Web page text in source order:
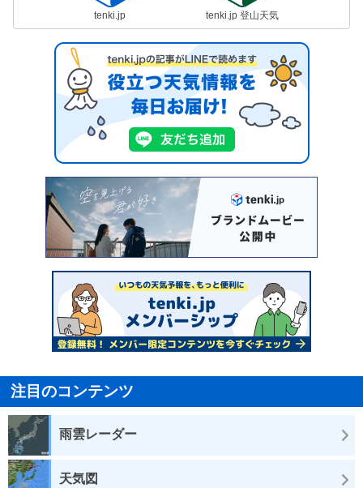
tenki.jp tenki.jp 登山天気
注目のコンテンツ
雨雲レーダー
天気図